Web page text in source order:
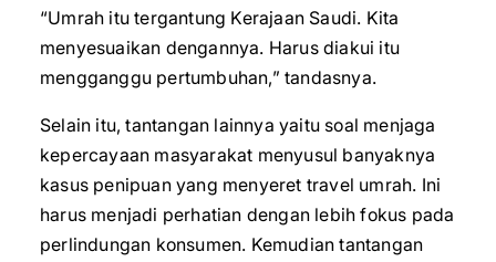
“Umrah itu tergantung Kerajaan Saudi. Kita
menyesuaikan dengannya. Harus diakui itu
mengganggu pertumbuhan,” tandasnya.
Selain itu, tantangan lainnya yaitu soal menjaga
kepercayaan masyarakat menyusul banyaknya
kasus penipuan yang menyeret travel umrah. Ini
harus menjadi perhatian dengan lebih fokus pada
perlindungan konsumen. Kemudian tantangan